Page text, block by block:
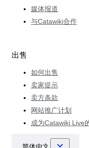
媒体报道
与Catawiki合作
出售
如何出售
卖家提示
卖方条款
网站推广计划
成为Catawiki Live